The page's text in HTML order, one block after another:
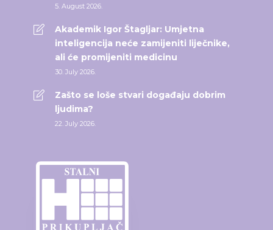
5. August 2026.
Akademik Igor Štagljar: Umjetna
inteligencija neće zamijeniti liječnike,
ali će promijeniti medicinu
30. July 2026.
Zašto se loše stvari događaju dobrim
ljudima?
22. July 2026.